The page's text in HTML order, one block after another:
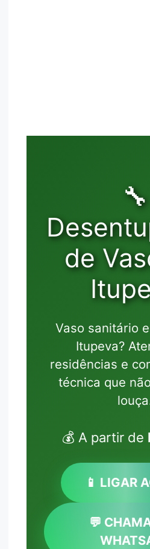
🔧
de
Vaso sanitário
Itupeva?
residências e
técnica que
💰 A partir de
📱 LIGAR
💬